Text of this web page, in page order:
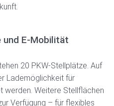
E-Mobilität
20 PKW-Stellplätze. Auf
Lademöglichkeit für
werden. Weitere Stellflächen
Verfügung – für flexibles